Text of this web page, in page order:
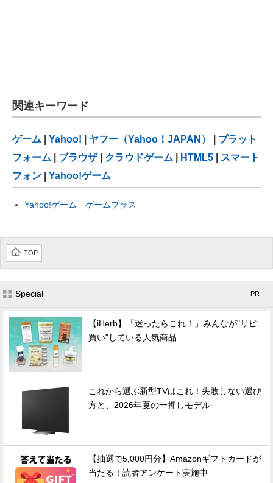
関連キーワード
ゲーム Yahoo! ヤフー（Yahoo！JAPAN）
プラット
フォーム
ブラウザ| クラウドゲーム HTML5
スマート
フォン
Yahoo!ゲーム
Yahoo!ゲーム ゲームプラス
TOP
Special - PR -
【iHerb】「迷ったらこれ！」みんなが"リピ
買い"している人気商品
これから選ぶ新型TVはこれ！失敗しない選び
方と、2026年夏の一押しモデル
【抽選で5,000円分】Amazonギフトカードが
当たる！読者アンケート実施中